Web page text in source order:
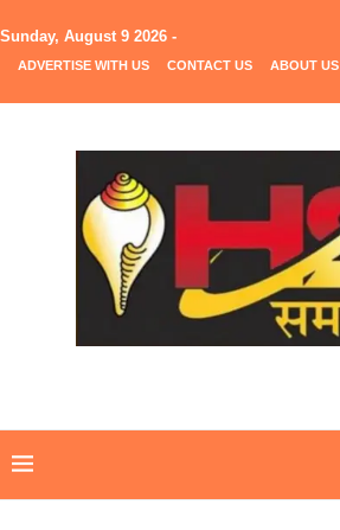
Sunday, August 9 2026 -
ADVERTISE WITH US CONTACT US ABOUT US